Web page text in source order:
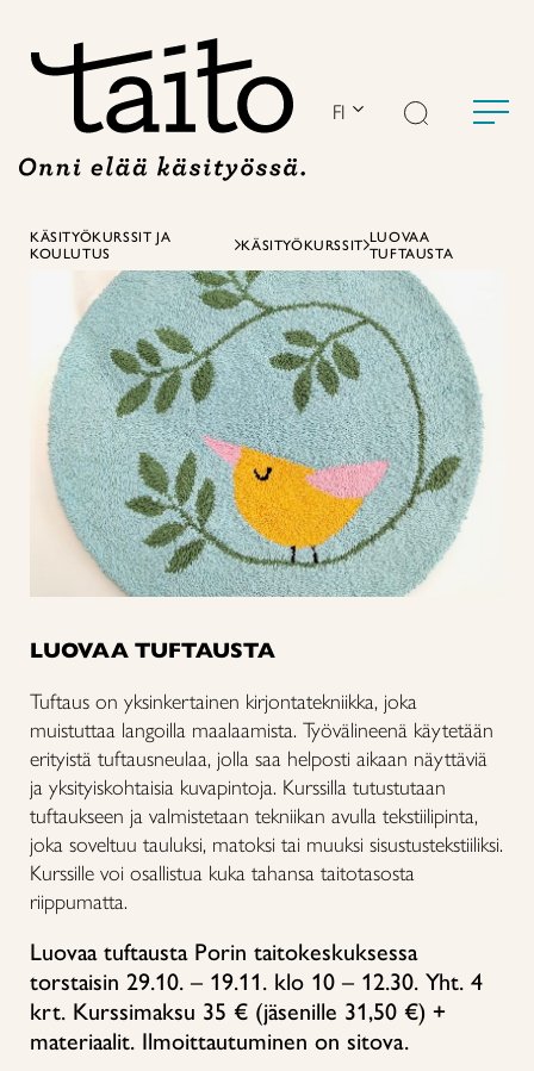
FI
KÄSITYÖKURSSIT JA
KOULUTUS
KÄSITYÖKURSSIT LUOVAA
TUFTAUSTA
LUOVAA TUFTAUSTA
Tuftaus on yksinkertainen kirjontatekniikka, joka
muistuttaa langoilla maalaamista. Työvälineenä käytetään
erityistä tuftausneulaa, jolla saa helposti aikaan näyttäviä
ja yksityiskohtaisia kuvapintoja. Kurssilla tutustutaan
tuftaukseen ja valmistetaan tekniikan avulla tekstiilipinta,
joka soveltuu tauluksi, matoksi tai muuksi sisustustekstiiliksi.
Kurssille voi osallistua kuka tahansa taitotasosta
riippumatta.
Luovaa tuftausta Porin taitokeskuksessa
torstaisin 29.10. – 19.11. klo 10 – 12.30. Yht. 4
krt. Kurssimaksu 35 € (jäsenille 31,50 €) +
materiaalit. Ilmoittautuminen on sitova.